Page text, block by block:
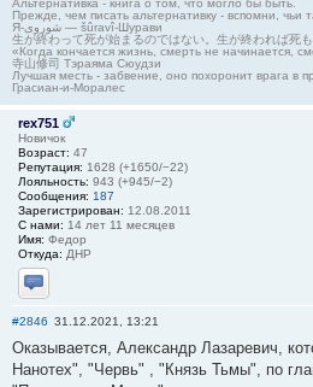
Альтернативка - книга о том, что могло бы быть.
Прежде, чем писать альтернативку - вспомни, чьи
Я-شوروی — šûravî-Шурави
生が終わって死が始まるのではない。生が終われば死
«Когда кончается жизнь, смерть не начинается,
寺山修司 Тэраяма Сюудзи
Лучшая месть - забвение, оно похоронит врага в
Грасиан-и-Моралес
rex751
Новичок
Возраст: 47
Репутация: 1628 (+1650/−22)
Лояльность: 943 (+945/−2)
Сообщения: 187
Зарегистрирован: 12.08.2011
С нами: 14 лет 11 месяцев
Имя: Федор
Откуда: ДНР
Отправить личное сообщение
#2846 31.12.2021, 13:21
Оказывается, Александр Лазаревич,
Нанотех", "Червь" , "Князь Тьмы", по